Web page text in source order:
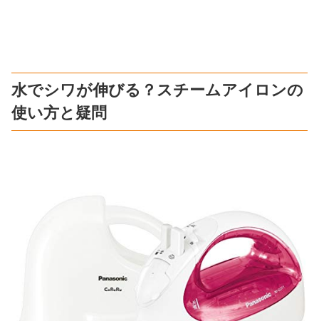
水でシワが伸びる？スチームアイロンの
使い方と疑問